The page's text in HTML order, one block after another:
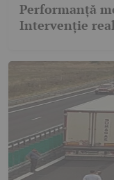
Performanță
Intervenție